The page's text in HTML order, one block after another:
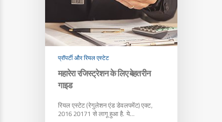
प्रॉपर्टी और रियल एस्टेट
महारेरा रजिस्ट्रेशन के लिए बेहतरीन
गाइड
रियल एस्टेट (रेगुलेशन एंड डेवलपमेंट) एक्ट,
2016 20171 से लागू हुआ है. ये…